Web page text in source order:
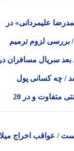
علیمردانی» در
لزوم ترمیم
دولتشاهی 17 سال بعد سریال مسافران در
/ چه کسانی پول
عکس| سفر به گذشته؛ گوگوش با لباس سنتی متفاوت و در 20
/ عواقب اخراج میلاد